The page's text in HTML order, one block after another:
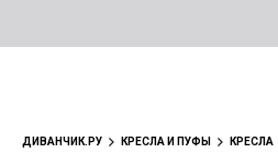
ДИВАНЧИК.РУ КРЕСЛА И ПУФЫ КРЕСЛА